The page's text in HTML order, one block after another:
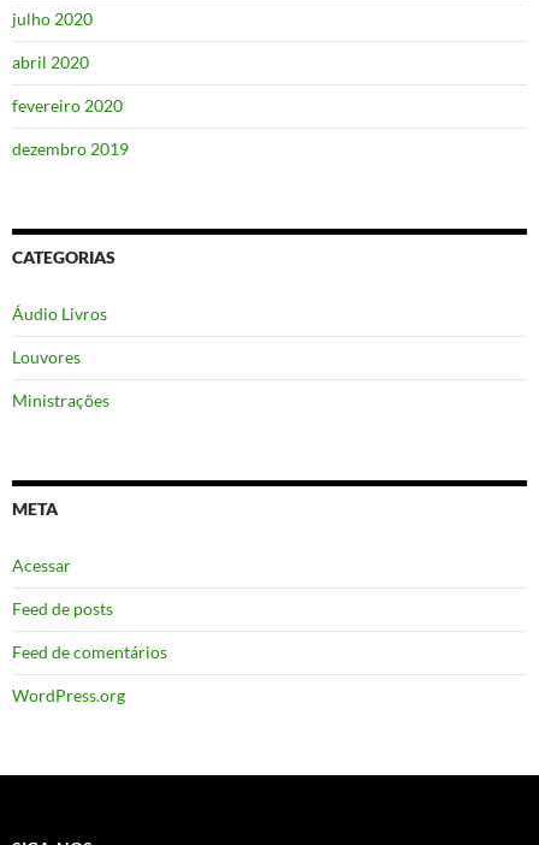
julho 2020
abril 2020
fevereiro 2020
dezembro 2019
CATEGORIAS
Áudio Livros
Louvores
Ministrações
META
Acessar
Feed de posts
Feed de comentários
WordPress.org